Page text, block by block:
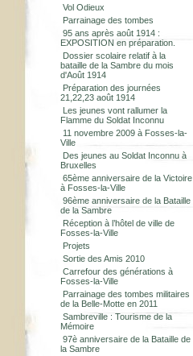
Vol Odieux
Parrainage des tombes
95 ans après août 1914 :
EXPOSITION en préparation.
Dossier scolaire relatif à la
bataille de la Sambre du mois
d'Août 1914
Préparation des journées
21,22,23 août 1914
Les jeunes vont rallumer la
Flamme du Soldat Inconnu
11 novembre 2009 à Fosses-la-
Ville
Des jeunes au Soldat Inconnu à
Bruxelles
65ème anniversaire de la Victoire
à Fosses-la-Ville
96ème anniversaire de la Bataille
de la Sambre
Réception à l’hôtel de ville de
Fosses-la-Ville
Projets
Sortie des Amis 2010
Carrefour des générations à
Fosses-la-Ville
Parrainage des tombes militaires
de la Belle-Motte en 2011
Sambreville : Tourisme de la
Mémoire
97è anniversaire de la Bataille de
la Sambre